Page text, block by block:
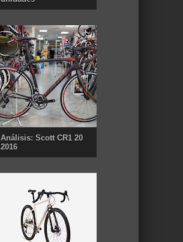
Análisis: Scott CR1 20
2016